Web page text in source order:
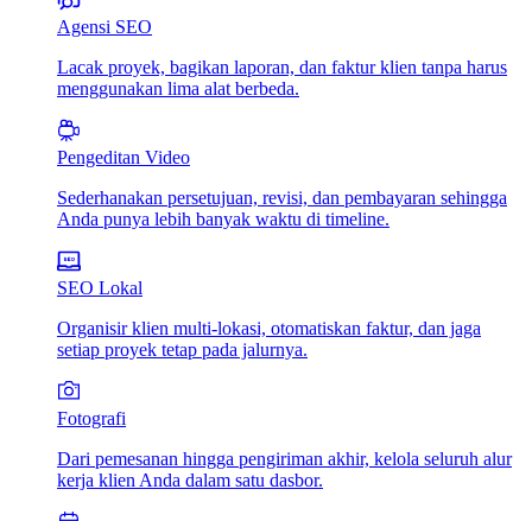
Agensi SEO
Lacak proyek, bagikan laporan, dan faktur klien tanpa harus
menggunakan lima alat berbeda.
Pengeditan Video
Sederhanakan persetujuan, revisi, dan pembayaran sehingga
Anda punya lebih banyak waktu di timeline.
SEO Lokal
Organisir klien multi-lokasi, otomatiskan faktur, dan jaga
setiap proyek tetap pada jalurnya.
Fotografi
Dari pemesanan hingga pengiriman akhir, kelola seluruh alur
kerja klien Anda dalam satu dasbor.